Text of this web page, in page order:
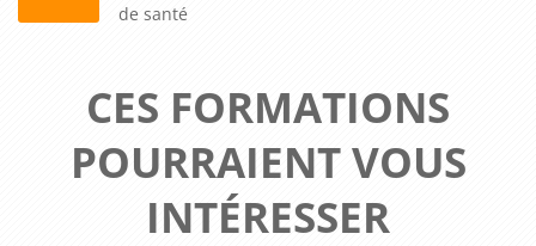
de santé
CES FORMATIONS
POURRAIENT VOUS
INTÉRESSER